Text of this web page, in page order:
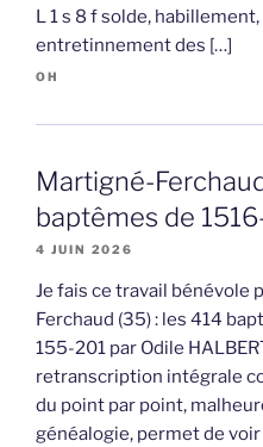
L 1 s 8 f solde,
entretinnement des […]
OH
Martigné-
baptêmes de
4 JUIN 2026
Je fais ce travail bénévole
Ferchaud (35) : les 414
155-201 par Odile
retranscription intégrale
du point par point,
généalogie, permet de